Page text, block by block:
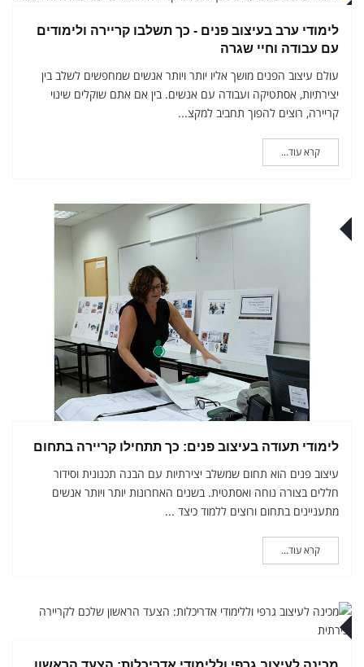
לימודי ערב בעיצוב פנים - כך תשלבו קריירה ולימודים
עם עבודה וחיי שגרה
עולם עיצוב הפנים מושך אליו יותר ויותר אנשים שמחפשים לשלב בין
יצירתיות, אסתטיקה ועבודה עם אנשים. בין אם אתם שוקלים שינוי
קריירה, רוצים להפוך תחביב למקצ...
קרא עוד...
לימודי תעודה בעיצוב פנים: כך תתחילו קריירה בתחום
עיצוב פנים הוא תחום שמשלב יצירתיות עם הבנה תכנונית וסידור
חללים בצורה נוחה ואסתטית. בשנים האחרונות יותר ויותר אנשים
מתעניינים בתחום ורוצים ללמוד כיצד ...
קרא עוד...